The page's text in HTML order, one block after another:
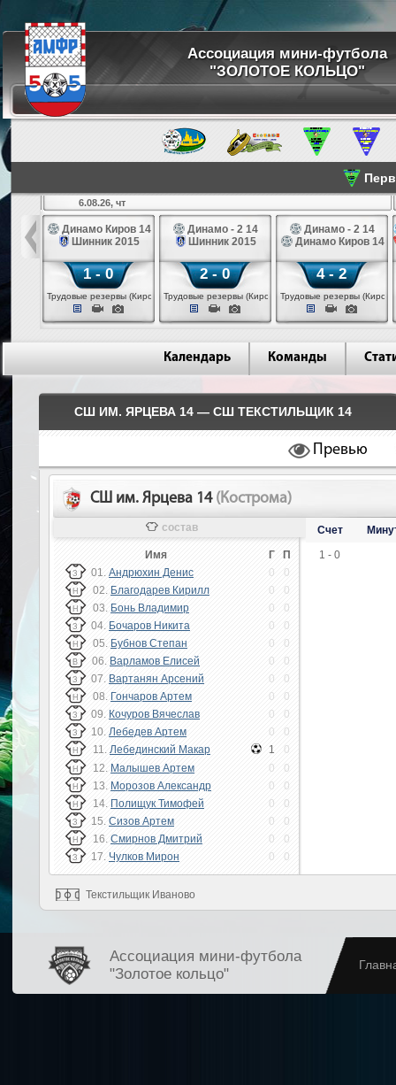
Ассоциация мини-футбола
"ЗОЛОТОЕ КОЛЬЦО"
14
6.08.26, чт
Динамо Киров 14
Шинник 2015
1 - 0
Трудовые резервы (Киров)
Динамо - 2 14
Шинник 2015
2 - 0
Трудовые резервы (Киров)
Динамо - 2 14
Динамо Киров 14
4 - 2
Трудовые резервы (Киров)
Календарь Команды
СШ ИМ. ЯРЦЕВА 14 — СШ ТЕКСТИЛЬЩИК 14
Превью
СШ им. Ярцева 14 (Кострома)
состав
Имя Г П
З 01. Андрюхин Денис 0 0
Н 02. Благодарев Кирилл 0 0
Н 03. Бонь Владимир 0 0
З 04. Бочаров Никита 0 0
Н 05. Бубнов Степан 0 0
В 06. Варламов Елисей 0 0
З 07. Вартанян Арсений 0 0
Н 08. Гончаров Артем 0 0
З 09. Кочуров Вячеслав 0 0
З 10. Лебедев Артем 0 0
Н 11. Лебединский Макар 1 0
Н 12. Малышев Артем 0 0
Н 13. Морозов Александр 0 0
Н 14. Полищук Тимофей 0 0
З 15. Сизов Артем 0 0
Н 16. Смирнов Дмитрий 0 0
З 17. Чулков Мирон 0 0
Счет
1 - 0
Текстильщик Иваново
Ассоциация мини-футбола
"Золотое кольцо"